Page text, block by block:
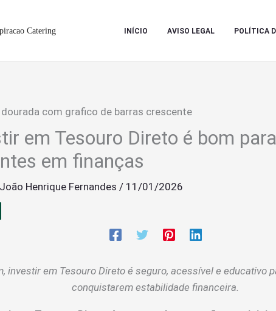
Catering INÍCIO AVISO LEGAL POLÍTICA
em Tesouro Direto é bom para
em finanças
João Henrique Fernandes / 11/01/2026
investir em Tesouro Direto é seguro, acessível e educativo
conquistarem estabilidade financeira.